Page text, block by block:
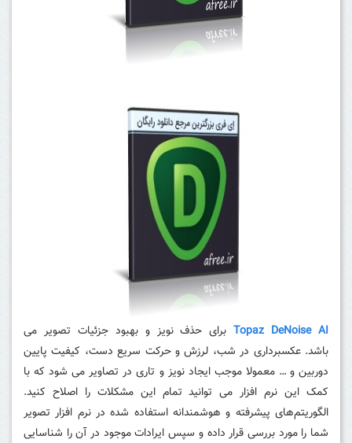
Topaz DeNoise AI برای حذف نویز و بهبود جزئیات تصویر می
باشد. عکسبرداری در شب، لرزش و حرکت سریع دست، کیفیت پایین
دوربین و … معمولا موجب ایجاد نویز و تاری در تصاویر می شود که با
کمک این نرم افزار می توانید تمام این مشکلات را اصلاح کنید.
الگوریتم‌های پیشرفته و هوشمندانه استفاده شده در نرم افزار تصویر
شما را مورد بررسی قرار داده و سپس ایرادات موجود در آن را شناسایی